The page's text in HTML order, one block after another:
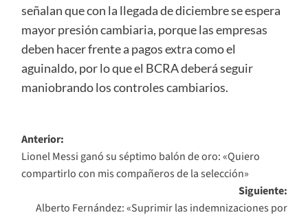
señalan que con la llegada de diciembre se espera
mayor presión cambiaria, porque las empresas
deben hacer frente a pagos extra como el
aguinaldo, por lo que el BCRA deberá seguir
maniobrando los controles cambiarios.
Navegación
de
entradas
Anterior:
Lionel Messi ganó su séptimo balón de oro: «Quiero
compartirlo con mis compañeros de la selección»
Siguiente:
Alberto Fernández: «Suprimir las indemnizaciones por